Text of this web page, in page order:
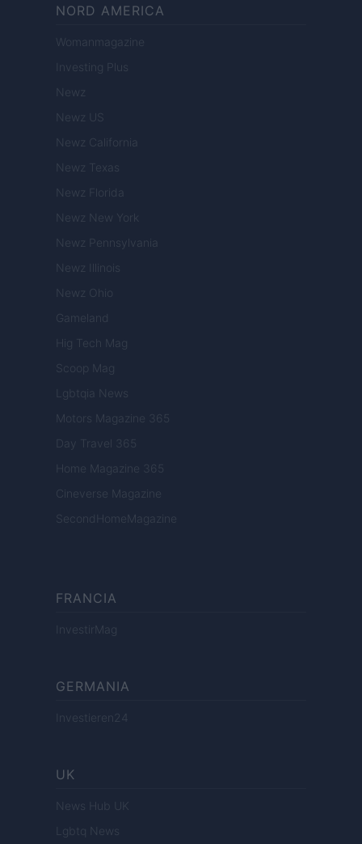
NORD AMERICA
Womanmagazine
Investing Plus
Newz
Newz US
Newz California
Newz Texas
Newz Florida
Newz New York
Newz Pennsylvania
Newz Illinois
Newz Ohio
Gameland
Hig Tech Mag
Scoop Mag
Lgbtqia News
Motors Magazine 365
Day Travel 365
Home Magazine 365
Cineverse Magazine
SecondHomeMagazine
FRANCIA
InvestirMag
GERMANIA
Investieren24
UK
News Hub UK
Lgbtq News